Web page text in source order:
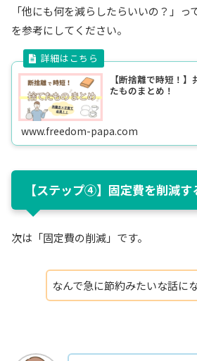
「他にも何を減らしたらいいの？」
を参考にしてください。
【断捨離で時短！
たものまとめ！
www.freedom-papa.com
【ステップ④】固定費を削減す
次は「固定費の削減」です。
なんで急に節約みたいな話に